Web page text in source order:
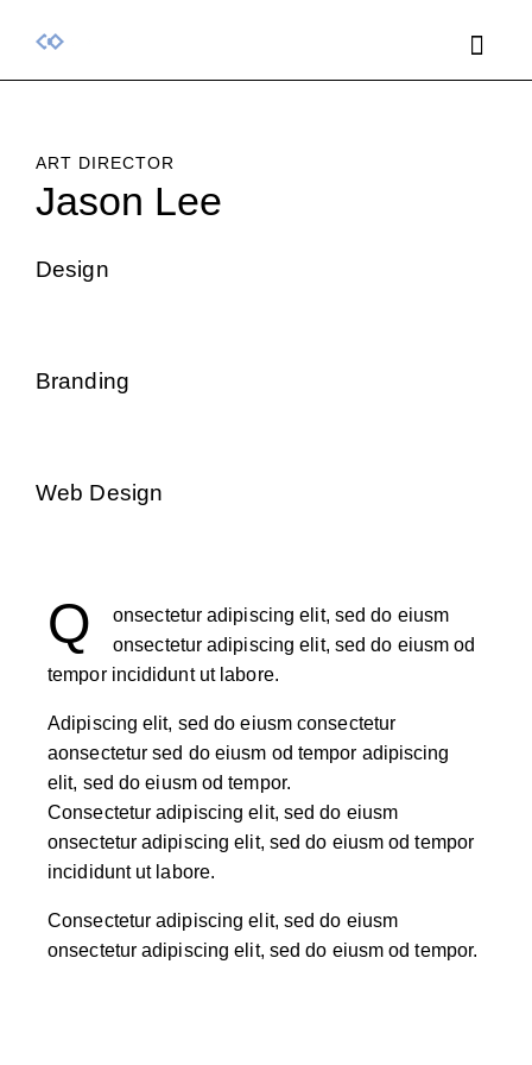
ART DIRECTOR
Jason Lee
Design
Branding
Web Design
Q
onsectetur adipiscing elit, sed do eiusm
onsectetur adipiscing elit, sed do eiusm od
tempor incididunt ut labore.
Adipiscing elit, sed do eiusm consectetur
aonsectetur sed do eiusm od tempor adipiscing
elit, sed do eiusm od tempor.
Consectetur adipiscing elit, sed do eiusm
onsectetur adipiscing elit, sed do eiusm od tempor
incididunt ut labore.
Consectetur adipiscing elit, sed do eiusm
onsectetur adipiscing elit, sed do eiusm od tempor.